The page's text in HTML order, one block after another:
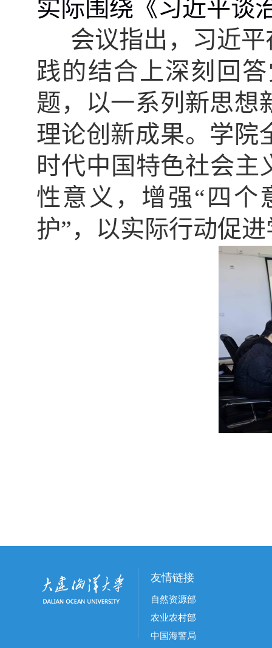
实际围绕 《习近平谈
会议指出，习近
践的结合上深刻回
题，以一系列新思想
理论创新成果。学院
时代中国特色社会主
性意义，增强“四个
护”，以实际行动促
友情链接
自然资源部
农业农村部
中国海警局